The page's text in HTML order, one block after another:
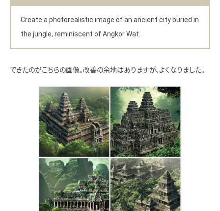
Create a photorealistic image of an ancient city buried in
the jungle, reminiscent of Angkor Wat.
できたのがこちらの画像。改善の余地はありますが、よくなりました。